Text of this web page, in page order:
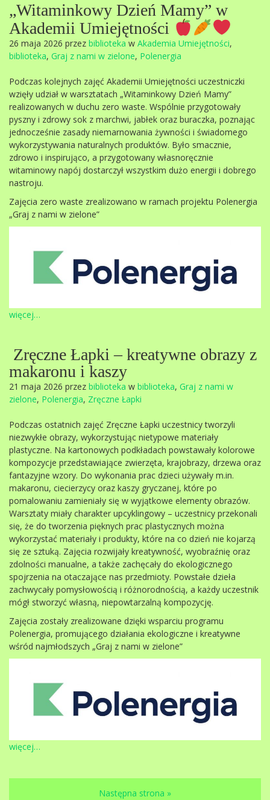
„Witaminkowy Dzień Mamy” w
Akademii Umiejętności
26 maja 2026 przez biblioteka w Akademia Umiejętności,
biblioteka, Graj z nami w zielone, Polenergia
Podczas kolejnych zajęć Akademii Umiejętności uczestniczki
wzięły udział w warsztatach „Witaminkowy Dzień Mamy”
realizowanych w duchu zero waste. Wspólnie przygotowały
pyszny i zdrowy sok z marchwi, jabłek oraz buraczka, poznając
jednocześnie zasady niemarnowania żywności i świadomego
wykorzystywania naturalnych produktów. Było smacznie,
zdrowo i inspirująco, a przygotowany własnoręcznie
witaminowy napój dostarczył wszystkim dużo energii i dobrego
nastroju.
Zajęcia zero waste zrealizowano w ramach projektu Polenergia
„Graj z nami w zielone”
więcej…
Zręczne Łapki – kreatywne obrazy z
makaronu i kaszy
21 maja 2026 przez biblioteka w biblioteka, Graj z nami w
zielone, Polenergia, Zręczne Łapki
Podczas ostatnich zajęć Zręczne Łapki uczestnicy tworzyli
niezwykłe obrazy, wykorzystując nietypowe materiały
plastyczne. Na kartonowych podkładach powstawały kolorowe
kompozycje przedstawiające zwierzęta, krajobrazy, drzewa oraz
fantazyjne wzory. Do wykonania prac dzieci używały m.in.
makaronu, ciecierzycy oraz kaszy gryczanej, które po
pomalowaniu zamieniały się w wyjątkowe elementy obrazów.
Warsztaty miały charakter upcyklingowy – uczestnicy przekonali
się, że do tworzenia pięknych prac plastycznych można
wykorzystać materiały i produkty, które na co dzień nie kojarzą
się ze sztuką. Zajęcia rozwijały kreatywność, wyobraźnię oraz
zdolności manualne, a także zachęcały do ekologicznego
spojrzenia na otaczające nas przedmioty. Powstałe dzieła
zachwycały pomysłowością i różnorodnością, a każdy uczestnik
mógł stworzyć własną, niepowtarzalną kompozycję.
Zajęcia zostały zrealizowane dzięki wsparciu programu
Polenergia, promującego działania ekologiczne i kreatywne
wśród najmłodszych „Graj z nami w zielone”
więcej…
Następna strona »